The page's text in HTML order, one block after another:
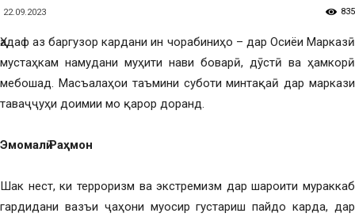
22.09.2023 835
Ҳадаф аз баргузор кардани ин чорабиниҳо – дар Осиёи Марказӣ
мустаҳкам намудани муҳити нави боварӣ, дӯстӣ ва ҳамкорӣ
мебошад. Масъалаҳои таъмини суботи минтақаӣ дар маркази
таваҷҷуҳи доимии мо қарор доранд.
Эмомалӣ Раҳмон
Шак нест, ки терроризм ва экстремизм дар шароити мураккаб
гардидани вазъи ҷаҳони муосир густариш пайдо карда, дар